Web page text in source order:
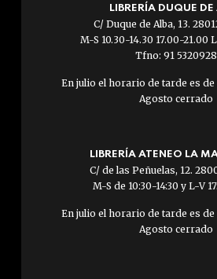
LIBRERÍA DUQUE DE
C/ Duque de Alba, 13.
M-S 10.30-14.30 17.00-21.00
Tfno: 91 5320928
En julio el horario de tarde es de
Agosto cerrado
LIBRERÍA ATENEO LA
C/ de las Peñuelas, 12.
M-S de 10:30-14:30 y L-V
En julio el horario de tarde es de
Agosto cerrado